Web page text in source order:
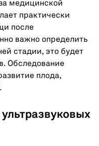
медицинской
практически
после
важно определить
стадии, это будет
Обследование
плода,